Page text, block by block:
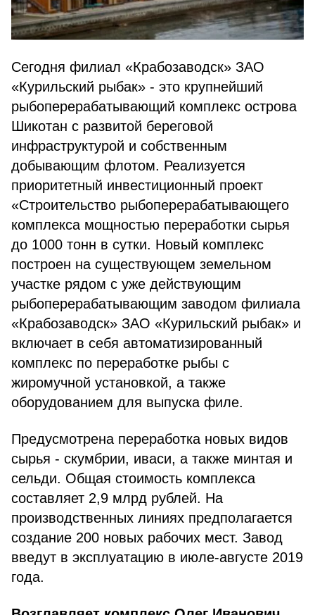
Сегодня филиал «Крабозаводск» ЗАО
«Курильский рыбак» - это крупнейший
рыбоперерабатывающий комплекс острова
Шикотан с развитой береговой
инфраструктурой и собственным
добывающим флотом. Реализуется
приоритетный инвестиционный проект
«Строительство рыбоперерабатывающего
комплекса мощностью переработки сырья
до 1000 тонн в сутки. Новый комплекс
построен на существующем земельном
участке рядом с уже действующим
рыбоперерабатывающим заводом филиала
«Крабозаводск» ЗАО «Курильский рыбак» и
включает в себя автоматизированный
комплекс по переработке рыбы с
жиромучной установкой, а также
оборудованием для выпуска филе.
Предусмотрена переработка новых видов
сырья - скумбрии, иваси, а также минтая и
сельди. Общая стоимость комплекса
составляет 2,9 млрд рублей. На
производственных линиях предполагается
создание 200 новых рабочих мест. Завод
введут в эксплуатацию в июле-августе 2019
года.